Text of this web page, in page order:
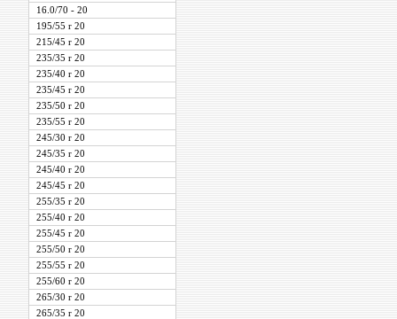
16.0/70 - 20
195/55 r 20
215/45 r 20
235/35 r 20
235/40 r 20
235/45 r 20
235/50 r 20
235/55 r 20
245/30 r 20
245/35 r 20
245/40 r 20
245/45 r 20
255/35 r 20
255/40 r 20
255/45 r 20
255/50 r 20
255/55 r 20
255/60 r 20
265/30 r 20
265/35 r 20